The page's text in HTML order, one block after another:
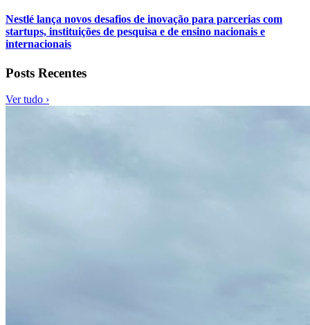
Nestlé lança novos desafios de inovação para parcerias com
startups, instituições de pesquisa e de ensino nacionais e
internacionais
Posts Recentes
Ver tudo ›